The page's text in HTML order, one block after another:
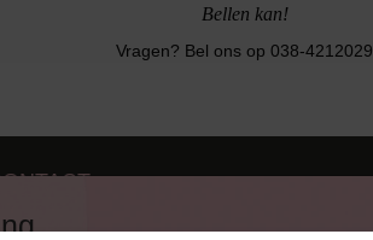
Bellen kan!
Vragen? Bel ons op 038-4212029
RL Zwolle